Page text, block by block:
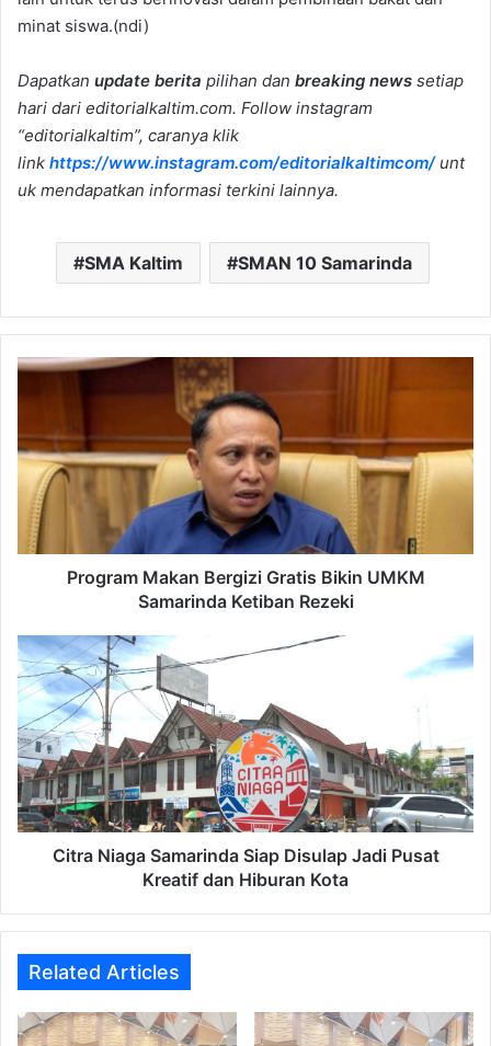
minat siswa.(ndi)
Dapatkan update berita pilihan dan breaking news setiap
hari dari editorialkaltim.com. Follow instagram
“editorialkaltim”, caranya klik
link https://www.instagram.com/editorialkaltimcom/unt
uk mendapatkan informasi terkini lainnya.
SMA Kaltim SMAN 10 Samarinda
Program
Gratis
Bikin
UMKM
Samarinda
Ketiban
Rezeki
Program Makan Bergizi Gratis Bikin UMKM
Samarinda Ketiban Rezeki
Citra
Niaga
Samarinda
Siap
Disulap
Jadi
Pusat
Kreatif
dan
HiburanCitra Niaga Samarinda Siap Disulap Jadi Pusat
Kreatif dan Hiburan Kota
Related Articles